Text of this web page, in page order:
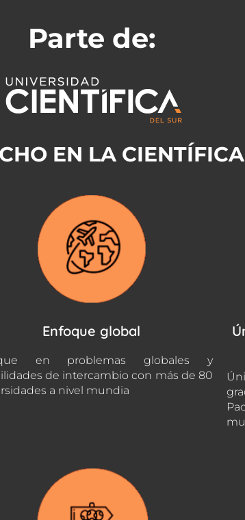
Parte de:
EN LA CIENTÍFICA
Enfoque global
en problemas globales y
de intercambio con más de 80
a nivel mundia